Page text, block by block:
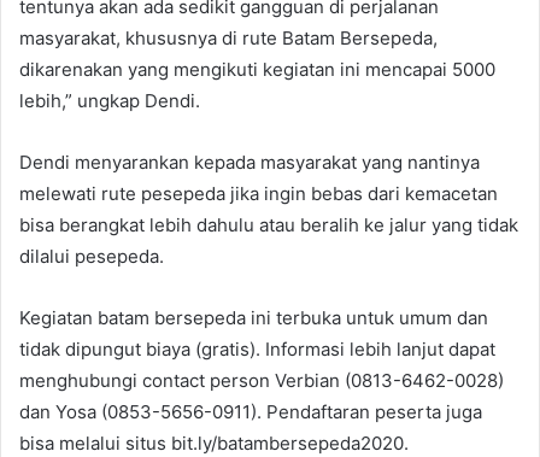
tentunya akan ada sedikit gangguan di perjalanan
masyarakat, khususnya di rute Batam Bersepeda,
dikarenakan yang mengikuti kegiatan ini mencapai 5000
lebih,” ungkap Dendi.
Dendi menyarankan kepada masyarakat yang nantinya
melewati rute pesepeda jika ingin bebas dari kemacetan
bisa berangkat lebih dahulu atau beralih ke jalur yang tidak
dilalui pesepeda.
Kegiatan batam bersepeda ini terbuka untuk umum dan
tidak dipungut biaya (gratis). Informasi lebih lanjut dapat
menghubungi contact person Verbian (0813-6462-0028)
dan Yosa (0853-5656-0911). Pendaftaran peserta juga
bisa melalui situs bit.ly/batambersepeda2020.